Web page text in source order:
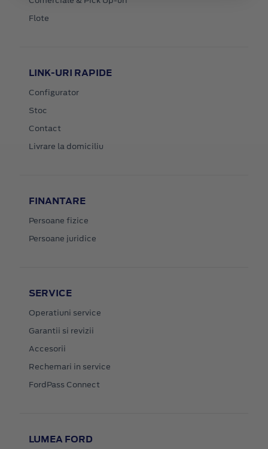
Flote
LINK-URI RAPIDE
Configurator
Stoc
Contact
Livrare la domiciliu
FINANTARE
Persoane fizice
Persoane juridice
SERVICE
Operatiuni service
Garantii si revizii
Accesorii
Rechemari in service
FordPass Connect
LUMEA FORD